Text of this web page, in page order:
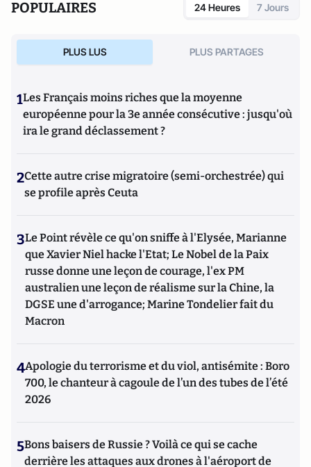
POPULAIRES 24 Heures 7 Jours
PLUS LUS PLUS PARTAGES
1Les Français moins riches que la moyenne
européenne pour la 3e année consécutive : jusqu'où
ira le grand déclassement ?
2Cette autre crise migratoire (semi-orchestrée) qui
se profile après Ceuta
3Le Point révèle ce qu'on sniffe à l'Elysée, Marianne
que Xavier Niel hacke l'Etat; Le Nobel de la Paix
russe donne une leçon de courage, l'ex PM
australien une leçon de réalisme sur la Chine, la
DGSE une d'arrogance; Marine Tondelier fait du
Macron
4Apologie du terrorisme et du viol, antisémite : Boro
700, le chanteur à cagoule de l’un des tubes de l’été
2026
5Bons baisers de Russie ? Voilà ce qui se cache
derrière les attaques aux drones à l'aéroport de